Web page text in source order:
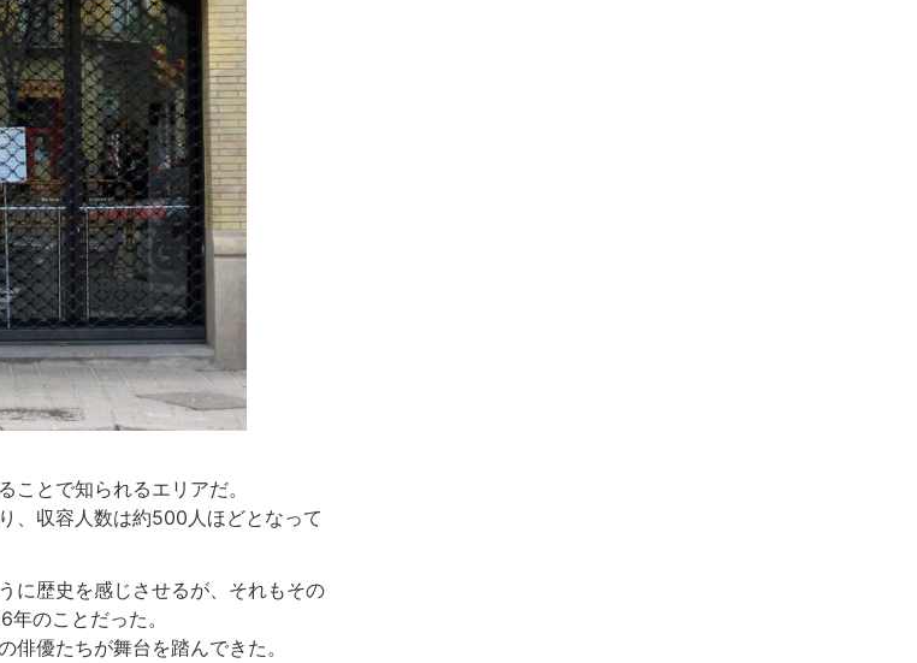
とで知られるエリアだ。
、収容人数は約500人ほどとなって
に歴史を感じさせるが、それもその
のことだった。
優たちが舞台を踏んできた。